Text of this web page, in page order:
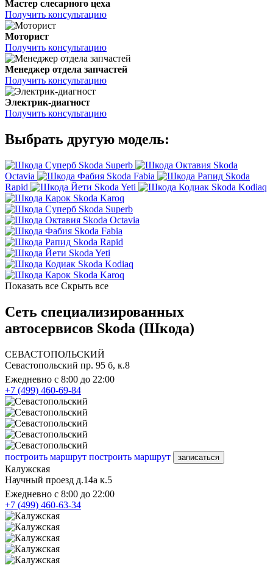
Мастер слесарного цеха
Получить консультацию
Моторист
Получить консультацию
Менеджер отдела запчастей
Получить консультацию
Электрик-диагност
Получить консультацию
Выбрать другую модель:
Skoda Superb
Skoda
Octavia
Skoda Fabia
Skoda
Rapid
Skoda Yeti
Skoda Kodiaq
Skoda Karoq
Skoda Superb
Skoda Octavia
Skoda Fabia
Skoda Rapid
Skoda Yeti
Skoda Kodiaq
Skoda Karoq
Показать все Скрыть все
Сеть специализированных
автосервисов Skoda (Шкода)
СЕВАСТОПОЛЬСКИЙ
Севастопольский пр. 95 б, к.8
Ежедневно с 8:00 до 22:00
+7 (499) 460-69-84
построить маршрут построить маршрут записаться
Калужская
Научный проезд д.14а к.5
Ежедневно с 8:00 до 22:00
+7 (499) 460-63-34